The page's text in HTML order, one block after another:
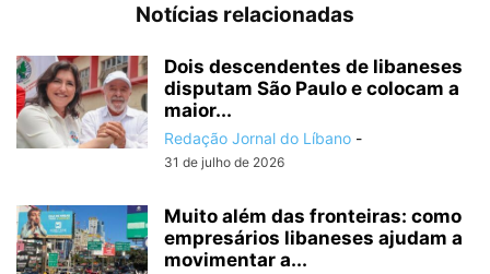
Notícias relacionadas
Dois descendentes de libaneses
disputam São Paulo e colocam a
maior...
Redação Jornal do Líbano -
31 de julho de 2026
Muito além das fronteiras: como
empresários libaneses ajudam a
movimentar a...